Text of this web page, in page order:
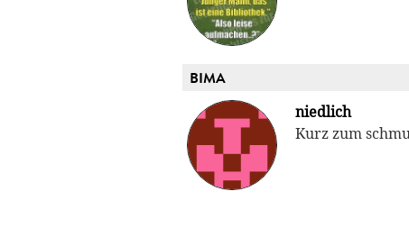
BIMA
niedlich
Kurz zum